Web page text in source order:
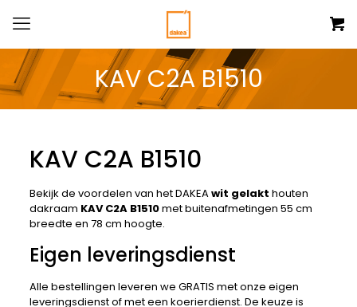
KAV C2A B1510
KAV C2A B1510
Bekijk de voordelen van het DAKEAwit gelakt houten
dakraam KAV C2A B1510met buitenafmetingen 55 cm
breedte en 78 cm hoogte.
Eigen leveringsdienst
Alle bestellingen leveren we GRATIS met onze eigen
leveringsdienst of met een koerierdienst. De keuze is